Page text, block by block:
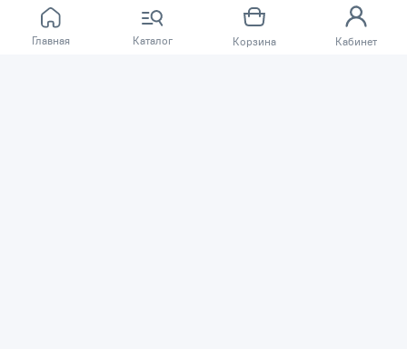
Главная Каталог Корзина Кабинет